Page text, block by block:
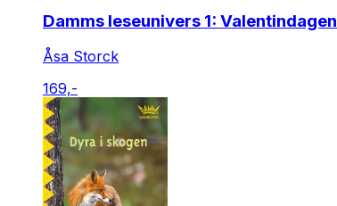
Damms leseunivers 1: Valentindagen
Åsa Storck
169,-